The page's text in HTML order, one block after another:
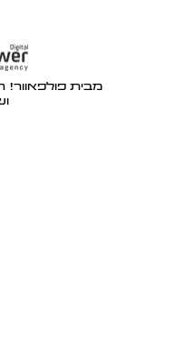
מבית פולפאוור!